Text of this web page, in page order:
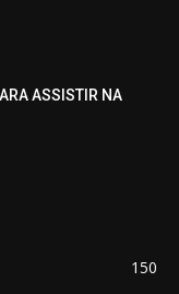
ASSISTIR NA
150